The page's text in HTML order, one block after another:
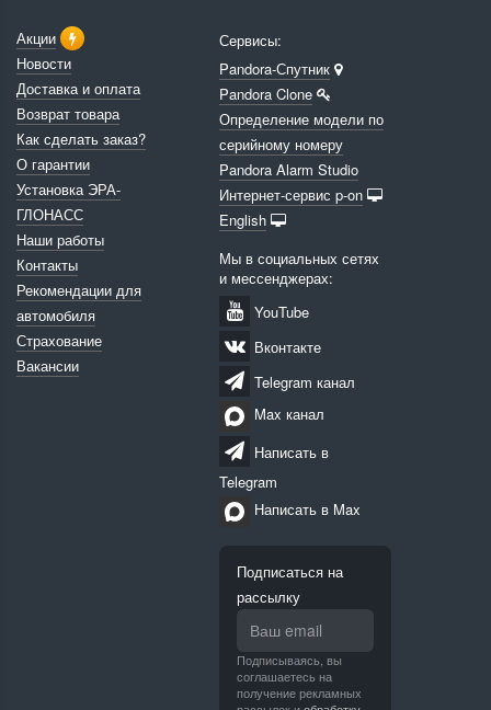
Акции
Новости
Доставка и оплата
Возврат товара
Как сделать заказ?
О гарантии
Установка ЭРА-
ГЛОНАСС
Наши работы
Контакты
Рекомендации для
автомобиля
Страхование
Вакансии
Сервисы:
Pandora-Спутник
Pandora Clone
Определение модели по
серийному номеру
Pandora Alarm Studio
Интернет-сервис p-on
English
Мы в социальных сетях
и мессенджерах:
YouTube
Вконтакте
Telegram канал
Max канал
Написать в
Telegram
Написать в Max
Подписаться на
рассылку
Подписываясь, вы
соглашаетесь на
получение рекламных